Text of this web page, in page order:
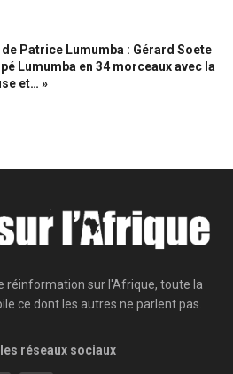
Patrice Lumumba : Gérard Soete
Lumumba en 34 morceaux avec la
et… »
réinformation sur l'Afrique, toute la
ce dont les autres ne parlent pas.
réseaux sociaux